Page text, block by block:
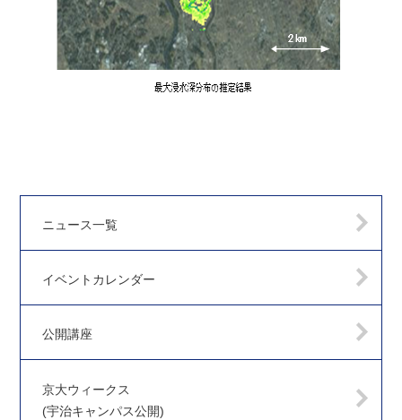
ニュース一覧
イベントカレンダー
公開講座
京大ウィークス
(宇治キャンパス公開)